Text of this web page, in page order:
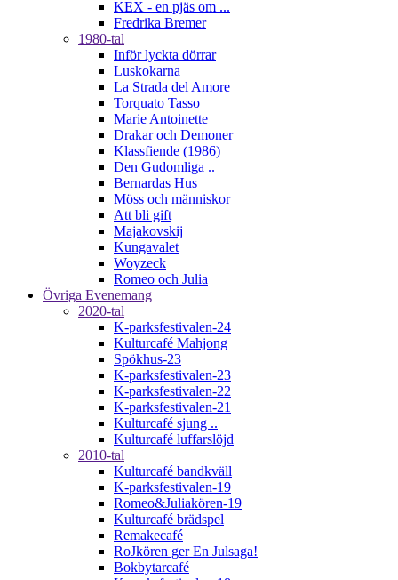
KEX - en pjäs om ...
Fredrika Bremer
1980-tal
Inför lyckta dörrar
Luskokarna
La Strada del Amore
Torquato Tasso
Marie Antoinette
Drakar och Demoner
Klassfiende (1986)
Den Gudomliga ..
Bernardas Hus
Möss och människor
Att bli gift
Majakovskij
Kungavalet
Woyzeck
Romeo och Julia
Övriga Evenemang
2020-tal
K-parksfestivalen-24
Kulturcafé Mahjong
Spökhus-23
K-parksfestivalen-23
K-parksfestivalen-22
K-parksfestivalen-21
Kulturcafé sjung ..
Kulturcafé luffarslöjd
2010-tal
Kulturcafé bandkväll
K-parksfestivalen-19
Romeo&Juliakören-19
Kulturcafé brädspel
Remakecafé
RoJkören ger En Julsaga!
Bokbytarcafé